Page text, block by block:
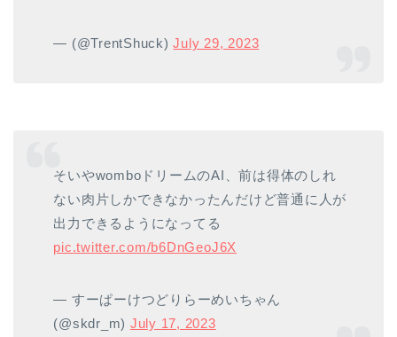
— (@TrentShuck)July 29, 2023
そいやwomboドリームのAI、前は得体のしれ
ない肉片しかできなかったんだけど普通に人が
出力できるようになってる
pic.twitter.com/b6DnGeoJ6X
— すーぱーけつどりらーめいちゃん
(@skdr_m) July 17, 2023